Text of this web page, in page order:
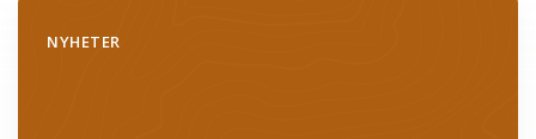
NYHETER